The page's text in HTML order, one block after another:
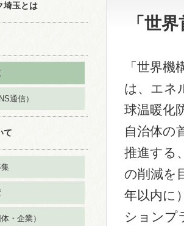
「世
「世界
は、エネ
球温暖化
自治体の
推進する
の削減を
年以内に
ションプ
埼玉とは
通信）
て
・企業）